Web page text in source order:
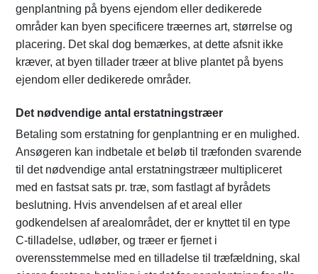
genplantning på byens ejendom eller dedikerede
områder kan byen specificere træernes art, størrelse og
placering. Det skal dog bemærkes, at dette afsnit ikke
kræver, at byen tillader træer at blive plantet på byens
ejendom eller dedikerede områder.
Det nødvendige antal erstatningstræer
Betaling som erstatning for genplantning er en mulighed.
Ansøgeren kan indbetale et beløb til træfonden svarende
til det nødvendige antal erstatningstræer multipliceret
med en fastsat sats pr. træ, som fastlagt af byrådets
beslutning. Hvis anvendelsen af et areal eller
godkendelsen af arealområdet, der er knyttet til en type
C-tilladelse, udløber, og træer er fjernet i
overensstemmelse med en tilladelse til træfældning, skal